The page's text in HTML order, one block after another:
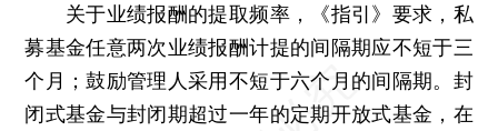
关于业绩报酬的提取频率，《指引》要求，私
募基金任意两次业绩报酬计提的间隔期应不短于三
个月；鼓励管理人采用不短于六个月的间隔期。封
闭式基金与封闭期超过一年的定期开放式基金，在